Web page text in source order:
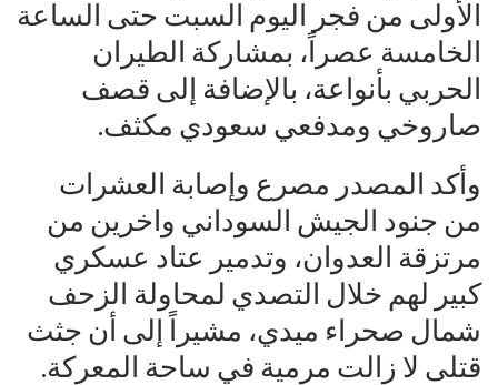
الأولى من فجر اليوم السبت حتى الساعة
الخامسة عصراً، بمشاركة الطيران
الحربي بأنواعة، بالإضافة إلى قصف
صاروخي ومدفعي سعودي مكثف.
وأكد المصدر مصرع وإصابة العشرات
من جنود الجيش السوداني واخرين من
مرتزقة العدوان، وتدمير عتاد عسكري
كبير لهم خلال التصدي لمحاولة الزحف
شمال صحراء ميدي، مشيراً إلى أن جثث
قتلى لا زالت مرمية في ساحة المعركة.